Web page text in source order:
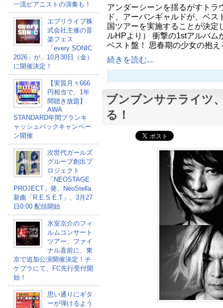
一流ピアニストの演奏も！
エブリライブ株
式会社主催の音
楽フェス
「every SONIC
2026」が、10月30日（金）
に開催決定！
【実質月々666
円相当で、1年
間聴き放題】
AWA
STANDARD年間プランキ
ャッシュバックキャンペー
ン開催
次世代ガールズ
グループ創出プ
ロジェクト
「NEOSTAGE
PROJECT」発、NeoStella
新曲「R.E.S.E.T」、3月27
日0:00 配信開始
氷室京介のフィ
ルムコンサート
ツアー、ファイ
ナル直前に、東
京で追加公演開催決定！チ
ケプラにて、FC先行受付開
始！
思い通りにギタ
ーが弾けるよう
アンダーシーンを揺るがすトラ
ド、アーバンギャルドが、ベ
国ツアーを実施することが決定
ルHPより） 衝撃の1stアルバム
ベスト盤！ 思春期の少女の抱
続きを読む...
ブンブンサテライツ
る！